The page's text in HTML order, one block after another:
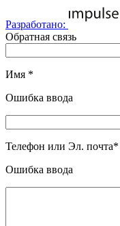
Разработано:
Обратная связь
Имя *
Ошибка ввода
Телефон или Эл. почта*
Ошибка ввода